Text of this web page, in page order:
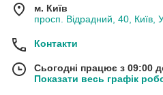
м. Київ
просп. Відрадний, 40, Київ,
Контакти
Сьогодні працює з 09:00
Показати весь графік